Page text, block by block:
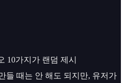
10가지가 랜덤 제시
들 때는 안 해도 되지만, 유저가